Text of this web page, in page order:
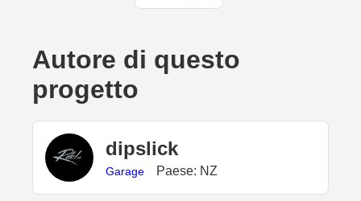
Autore di questo
progetto
dipslick
Garage Paese: NZ